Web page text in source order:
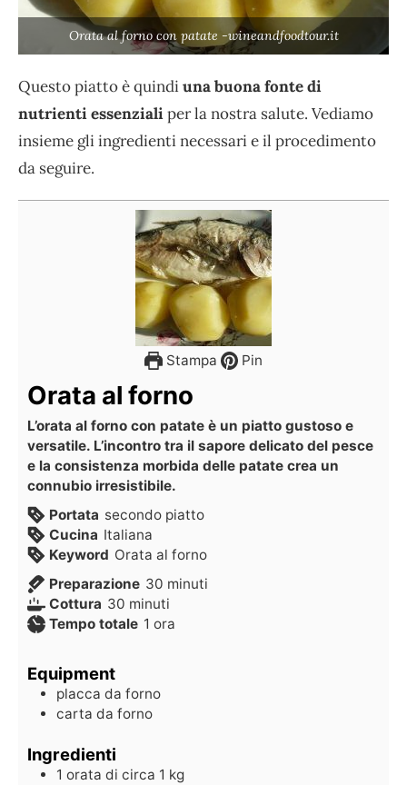
Orata al forno con patate -wineandfoodtour.it
Questo piatto è quindiuna buona fonte di
nutrienti essenzialiper la nostra salute. Vediamo
insieme gli ingredienti necessari e il procedimento
da seguire.
Stampa Pin
Orata al forno
L’orata al forno con patate è un piatto gustoso e
versatile. L’incontro tra il sapore delicato del pesce
e la consistenza morbida delle patate crea un
connubio irresistibile.
Portata secondo piatto
Cucina Italiana
Keyword Orata al forno
Preparazione 30 minuti
Cottura 30 minuti
Tempo totale 1 ora
Equipment
placca da forno
carta da forno
Ingredienti
1 orata di circa 1 kg